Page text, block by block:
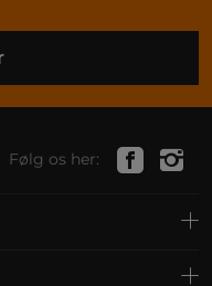
Følg os her: